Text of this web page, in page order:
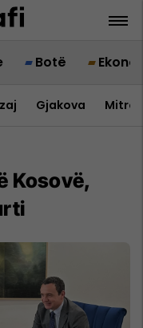
Botë
Gjakova
Kosovë,